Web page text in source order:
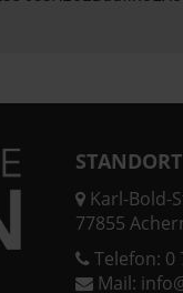
Karl-Bold-
77855
Telefon: 0
Mail: